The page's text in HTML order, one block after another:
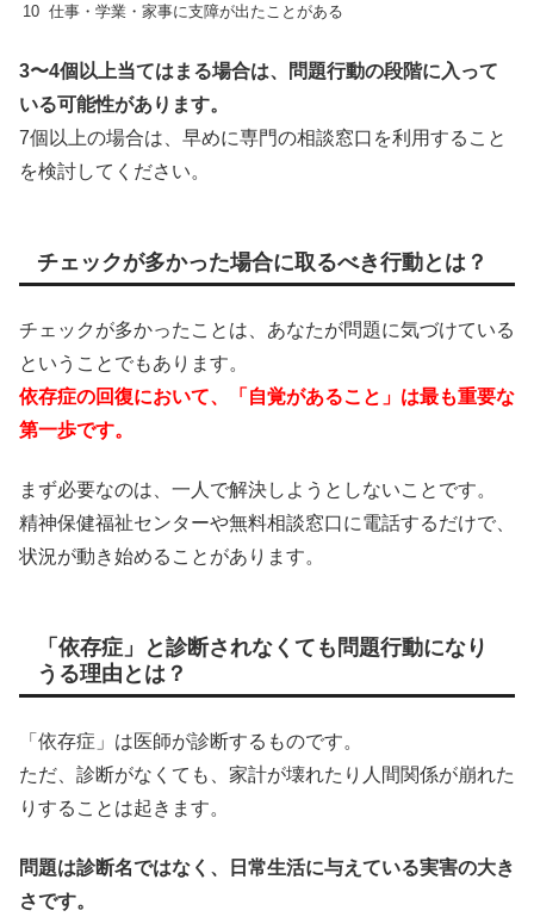
10 仕事・学業・家事に支障が出たことがある
3〜4個以上当てはまる場合は、問題行動の段階に入って
いる可能性があります。
7個以上の場合は、早めに専門の相談窓口を利用すること
を検討してください。
チェックが多かった場合に取るべき行動とは？
チェックが多かったことは、あなたが問題に気づけている
ということでもあります。
依存症の回復において、「自覚があること」は最も重要な
第一歩です。
まず必要なのは、一人で解決しようとしないことです。
精神保健福祉センターや無料相談窓口に電話するだけで、
状況が動き始めることがあります。
「依存症」と診断されなくても問題行動になり
うる理由とは？
「依存症」は医師が診断するものです。
ただ、診断がなくても、家計が壊れたり人間関係が崩れた
りすることは起きます。
問題は診断名ではなく、日常生活に与えている実害の大き
さです。